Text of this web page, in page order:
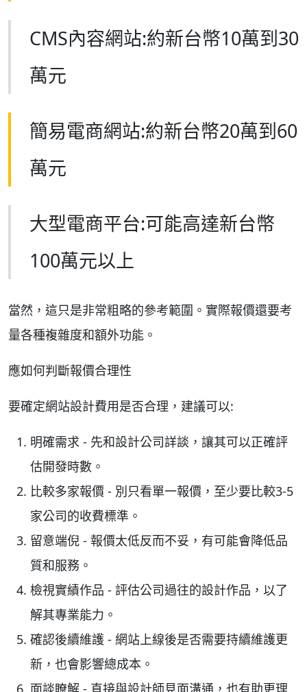
CMS內容網站:約新台幣10萬到30
萬元
簡易電商網站:約新台幣20萬到60
萬元
大型電商平台:可能高達新台幣
100萬元以上
當然，這只是非常粗略的參考範圍。實際報價還要考
量各種複雜度和額外功能。
應如何判斷報價合理性
要確定網站設計費用是否合理，建議可以:
明確需求 - 先和設計公司詳談，讓其可以正確評
估開發時數。
比較多家報價 - 別只看單一報價，至少要比較3-5
家公司的收費標準。
留意端倪 - 報價太低反而不妥，有可能會降低品
質和服務。
檢視實績作品 - 評估公司過往的設計作品，以了
解其專業能力。
確認後續維護 - 網站上線後是否需要持續維護更
新，也會影響總成本。
面談瞭解 - 直接與設計師見面溝通，也有助更理